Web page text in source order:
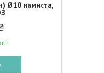
Ø10 намиста,